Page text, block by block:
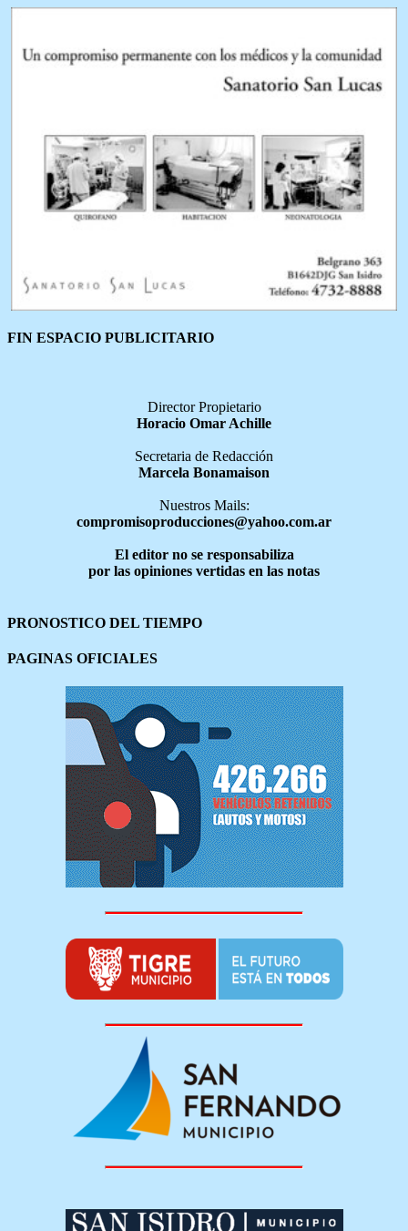
FIN ESPACIO PUBLICITARIO
Director Propietario
Horacio Omar Achille
Secretaria de Redacción
Marcela Bonamaison
Nuestros Mails:
compromisoproducciones@yahoo.com.ar
El editor no se responsabiliza
por las opiniones vertidas en las notas
PRONOSTICO DEL TIEMPO
PAGINAS OFICIALES